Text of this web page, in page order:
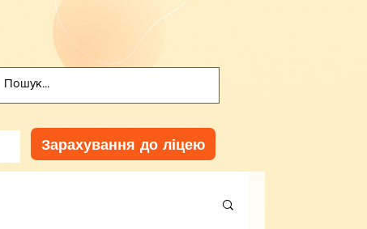
Зарахування до ліцею